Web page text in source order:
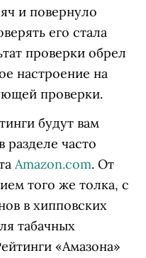
и повернуло
его стала
проверки обрел
настроение на
проверки.
будут вам
часто
Amazon.com. От
того же толка, с
в хипповских
табачных
«Амазона»